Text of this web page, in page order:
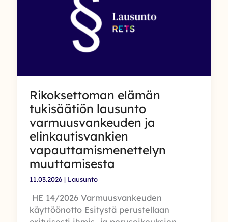
eduskunnalle
Rikosseuraamuslaitoksen
organisaation
rikosseuraamusalan
uudistamisesta
Rikoksettoman elämän
tukisäätiön lausunto
varmuusvankeuden ja
elinkautisvankien
vapauttamismenettelyn
muuttamisesta
11.03.2026| Lausunto
HE 14/2026 Varmuusvankeuden
käyttöönotto Esitystä perustellaan